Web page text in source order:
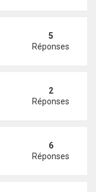
5
Réponses
2
Réponses
6
Réponses